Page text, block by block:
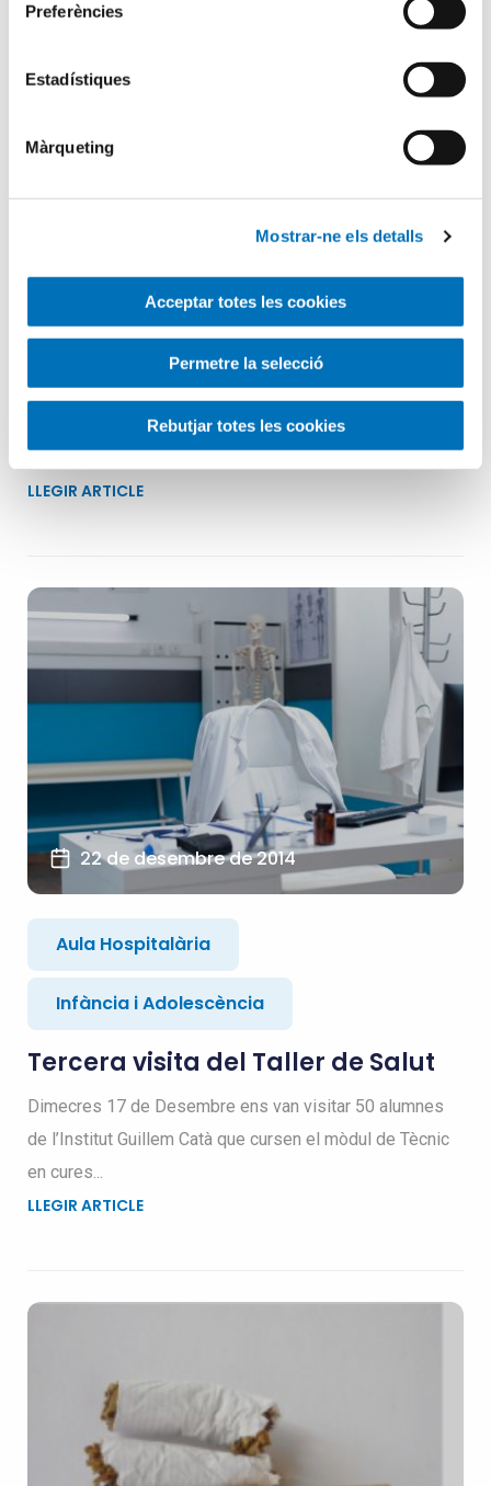
Preferències
Estadístiques
Màrqueting
Mostrar-ne els detalls
Acceptar totes les cookies
Permetre la selecció
Rebutjar totes les cookies
Infància i Adolescència
Quarta visita del Taller de Salut
El dimecres 28 de gener vam realitzar el 4rt Taller de
Salut. Aquest cop ens van visitar els alumnes...
LLEGIR ARTICLE
22 de desembre de 2014
Aula Hospitalària
Infància i Adolescència
Tercera visita del Taller de Salut
Dimecres 17 de Desembre ens van visitar 50 alumnes
de l’Institut Guillem Catà que cursen el mòdul de Tècnic
en cures...
LLEGIR ARTICLE